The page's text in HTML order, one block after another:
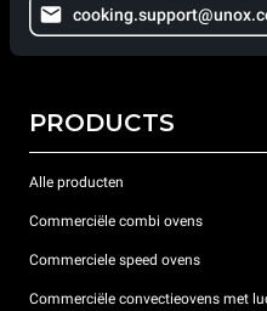
PRODUCTS
Alle producten
Commerciële combi ovens
Commerciele speed ovens
Commerciële convectieovens met